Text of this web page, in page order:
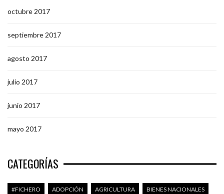
octubre 2017
septiembre 2017
agosto 2017
julio 2017
junio 2017
mayo 2017
CATEGORÍAS
#FICHERO ADOPCIÓN AGRICULTURA BIENES NACIONALES